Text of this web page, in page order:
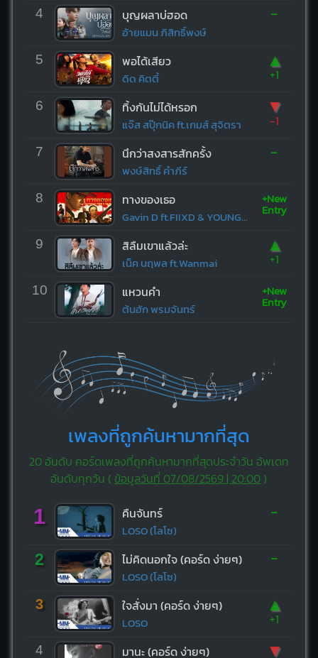
4 บุญผลาบ่ฮอด
อ้ายแมน ภิสิทธิ์พงษ์
-
5 พอได้เสียว
ดิด คิตตี้
▲
+1
6 ทิ้งกันไม่ได้หรอก
แจ๊ส สปุ๊กนิค ft.เกมส์ สุจิตรา
▼
-1
7 นึกว่าสงสารสักครั้ง
พงษ์สิทธิ์ คำภีร์
-
8 ทางของเธอ
Gavin D ft.FIIXD & YOUNGOHM
+New
Entry
9 สิลืมเขาแล้วล่ะ
เน็ค นฤพล ft.Wanmai
▲
+1
10 แหวนคำ
ต้นฮัก พรมจันทร์
+New
Entry
เพลงที่ถูกค้นหามากที่สุด
20 อันดับ คอร์ดเพลงที่ถูกค้นหามากที่สุดประจำวัน อัพเดท
อันดับทุกวัน ( ข้อมูลวันที่ 07/08/2569 | 20:00 )
1 คืนจันทร์
LOSO (โลโซ)
-
2 ไม่คิดนอกใจ (คอร์ด ง่ายๆ)
LOSO (โลโซ)
-
3 ใจสั่งมา (คอร์ด ง่ายๆ)
LOSO
▲
+1
4 มานะ (คอร์ด ง่ายๆ) ▼